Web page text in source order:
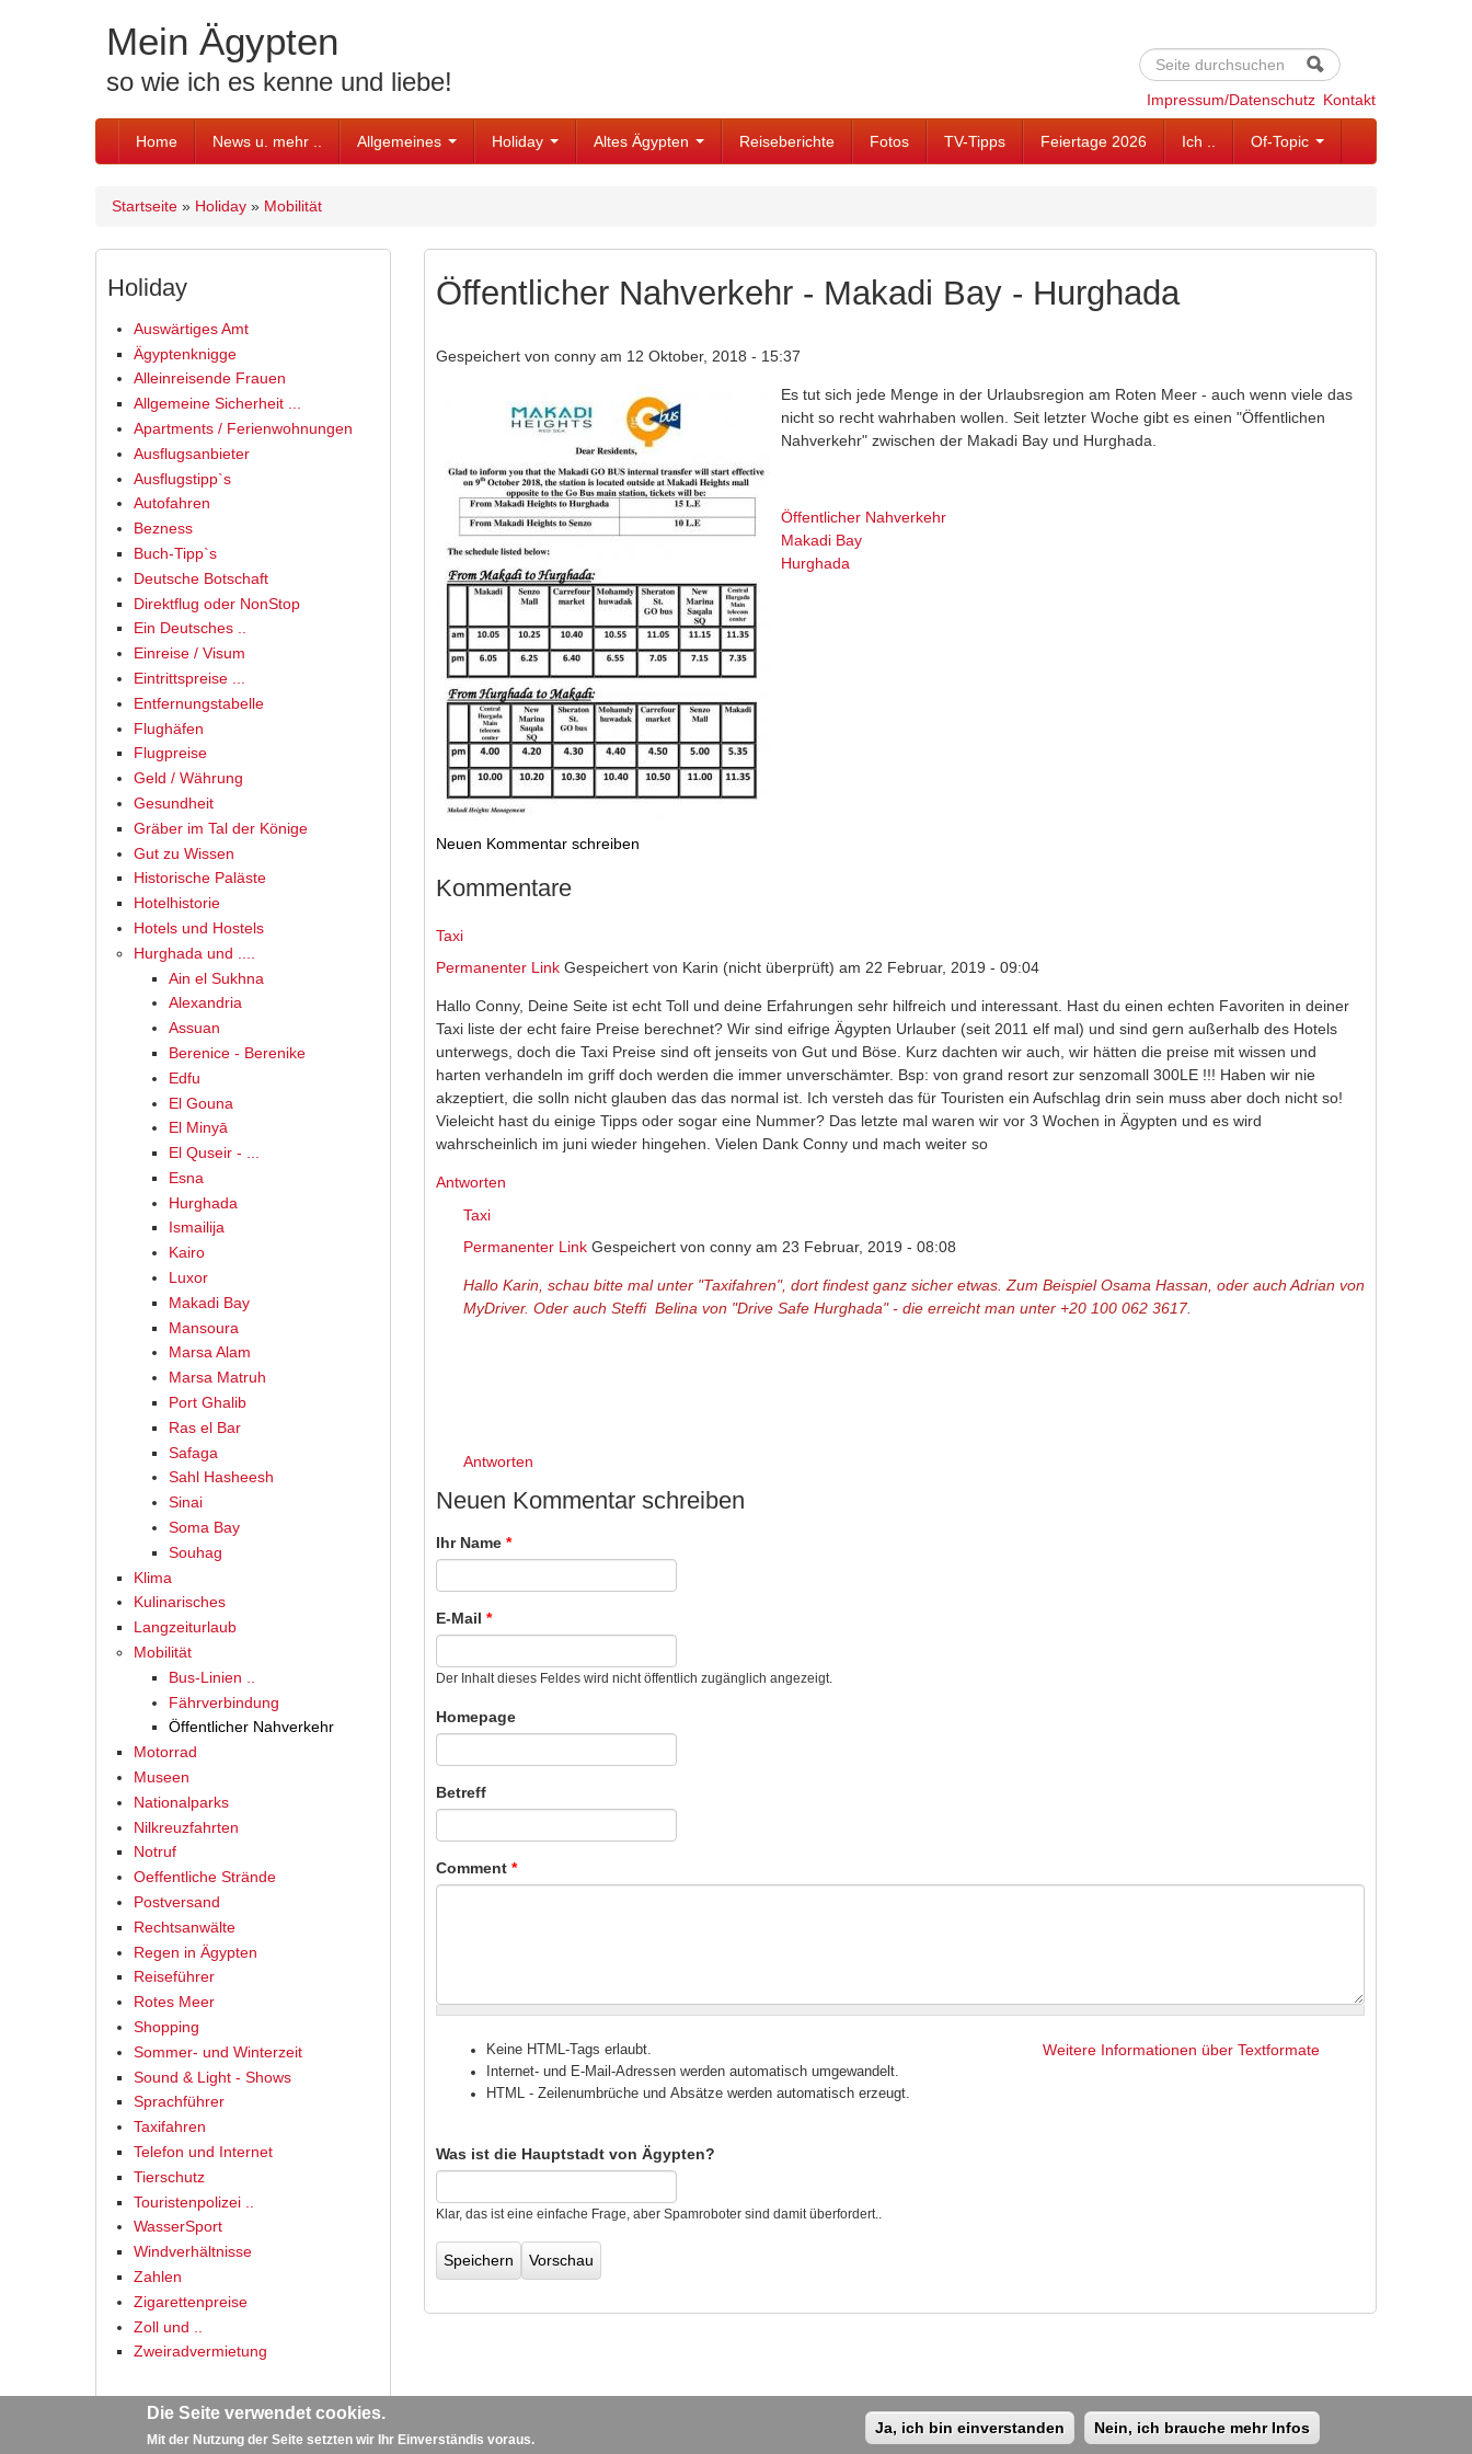
Mein Ägypten
so wie ich es kenne und liebe! Suchformular
Suche
Impressum/Datenschutz Kontakt
Home News u. mehr .. Allgemeines Holiday Altes Ägypten Reiseberichte Fotos TV-Tipps Feiertage 2026 Ich .. Of-Topic
Sie sind hier
Startseite » Holiday » Mobilität
Holiday
Auswärtiges Amt
Ägyptenknigge
Alleinreisende Frauen
Allgemeine Sicherheit ...
Apartments / Ferienwohnungen
Ausflugsanbieter
Ausflugstipp`s
Autofahren
Bezness
Buch-Tipp`s
Deutsche Botschaft
Direktflug oder NonStop
Ein Deutsches ..
Einreise / Visum
Eintrittspreise ...
Entfernungstabelle
Flughäfen
Flugpreise
Geld / Währung
Gesundheit
Gräber im Tal der Könige
Gut zu Wissen
Historische Paläste
Hotelhistorie
Hotels und Hostels
Hurghada und ....
Ain el Sukhna
Alexandria
Assuan
Berenice - Berenike
Edfu
El Gouna
El Minyā
El Quseir - ...
Esna
Hurghada
Ismailija
Kairo
Luxor
Makadi Bay
Mansoura
Marsa Alam
Marsa Matruh
Port Ghalib
Ras el Bar
Safaga
Sahl Hasheesh
Sinai
Soma Bay
Souhag
Klima
Kulinarisches
Langzeiturlaub
Mobilität
Bus-Linien ..
Fährverbindung
Öffentlicher Nahverkehr
Motorrad
Museen
Nationalparks
Nilkreuzfahrten
Notruf
Oeffentliche Strände
Postversand
Rechtsanwälte
Regen in Ägypten
Reiseführer
Rotes Meer
Shopping
Sommer- und Winterzeit
Sound & Light - Shows
Sprachführer
Taxifahren
Telefon und Internet
Tierschutz
Touristenpolizei ..
WasserSport
Windverhältnisse
Zahlen
Zigarettenpreise
Zoll und ..
Zweiradvermietung
Öffentlicher Nahverkehr - Makadi Bay - Hurghada
Gespeichert von conny am 12 Oktober, 2018 - 15:37
Es tut sich jede Menge in der Urlaubsregion am Roten Meer - auch wenn viele das
nicht so recht wahrhaben wollen. Seit letzter Woche gibt es einen "Öffentlichen
Nahverkehr" zwischen der Makadi Bay und Hurghada.
Öffentlicher Nahverkehr
Makadi Bay
Hurghada
Neuen Kommentar schreiben
Kommentare
Taxi
Permanenter Link Gespeichert von Karin (nicht überprüft) am 22 Februar, 2019 - 09:04
Hallo Conny, Deine Seite ist echt Toll und deine Erfahrungen sehr hilfreich und interessant. Hast du einen echten Favoriten in deiner
Taxi liste der echt faire Preise berechnet? Wir sind eifrige Ägypten Urlauber (seit 2011 elf mal) und sind gern außerhalb des Hotels
unterwegs, doch die Taxi Preise sind oft jenseits von Gut und Böse. Kurz dachten wir auch, wir hätten die preise mit wissen und
harten verhandeln im griff doch werden die immer unverschämter. Bsp: von grand resort zur senzomall 300LE !!! Haben wir nie
akzeptiert, die solln nicht glauben das das normal ist. Ich versteh das für Touristen ein Aufschlag drin sein muss aber doch nicht so!
Vieleicht hast du einige Tipps oder sogar eine Nummer? Das letzte mal waren wir vor 3 Wochen in Ägypten und es wird
wahrscheinlich im juni wieder hingehen. Vielen Dank Conny und mach weiter so
Antworten
Taxi
Permanenter Link Gespeichert von conny am 23 Februar, 2019 - 08:08
Hallo Karin, schau bitte mal unter "Taxifahren", dort findest ganz sicher etwas. Zum Beispiel Osama Hassan, oder auch Adrian von
MyDriver. Oder auch Steffi Belina von "Drive Safe Hurghada" - die erreicht man unter +20 100 062 3617.
Antworten
Neuen Kommentar schreiben
Ihr Name *
E-Mail *
Der Inhalt dieses Feldes wird nicht öffentlich zugänglich angezeigt.
Homepage
Betreff
Comment *
Weitere Informationen über Textformate
Keine HTML-Tags erlaubt.
Internet- und E-Mail-Adressen werden automatisch umgewandelt.
HTML - Zeilenumbrüche und Absätze werden automatisch erzeugt.
Was ist die Hauptstadt von Ägypten?
Klar, das ist eine einfache Frage, aber Spamroboter sind damit überfordert..
Die Seite verwendet cookies.
Mit der Nutzung der Seite setzten wir Ihr Einverständis voraus.
Ja, ich bin einverstanden Nein, ich brauche mehr Infos